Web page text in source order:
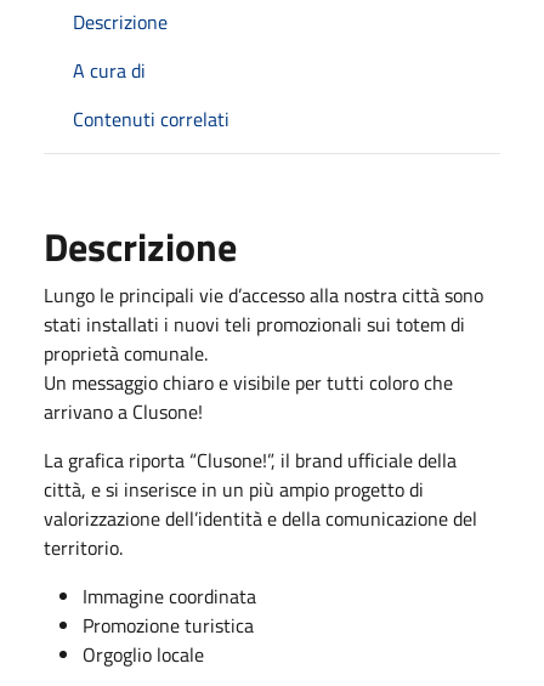
Descrizione
A cura di
Contenuti correlati
Descrizione
Lungo le principali vie d’accesso alla nostra città sono
stati installati i nuovi teli promozionali sui totem di
proprietà comunale.
Un messaggio chiaro e visibile per tutti coloro che
arrivano a Clusone!
La grafica riporta “Clusone!”, il brand ufficiale della
città, e si inserisce in un più ampio progetto di
valorizzazione dell’identità e della comunicazione del
territorio.
Immagine coordinata
Promozione turistica
Orgoglio locale